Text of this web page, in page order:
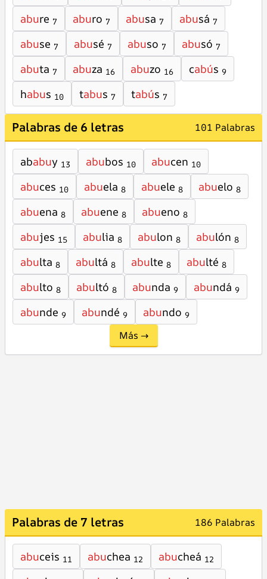
abure 7 aburo 7 abusa 7 abusá 7
abuse 7 abusé 7 abuso 7 abusó 7
abuta 7 abuza 16 abuzo 16 cabús 9
habus 10 tabus 7 tabús 7
Palabras de 6 letras 101 Palabras
ababuy 13 abubos 10 abucen 10
abuces 10 abuela 8 abuele 8 abuelo 8
abuena 8 abuene 8 abueno 8
abujes 15 abulia 8 abulon 8 abulón 8
abulta 8 abultá 8 abulte 8 abulté 8
abulto 8 abultó 8 abunda 9 abundá 9
abunde 9 abundé 9 abundo 9
Más →
Palabras de 7 letras 186 Palabras
abuceis 11 abuchea 12 abucheá 12